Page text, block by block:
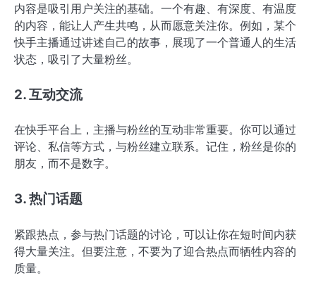
内容是吸引用户关注的基础。一个有趣、有深度、有温度
的内容，能让人产生共鸣，从而愿意关注你。例如，某个
快手主播通过讲述自己的故事，展现了一个普通人的生活
状态，吸引了大量粉丝。
2. 互动交流
在快手平台上，主播与粉丝的互动非常重要。你可以通过
评论、私信等方式，与粉丝建立联系。记住，粉丝是你的
朋友，而不是数字。
3. 热门话题
紧跟热点，参与热门话题的讨论，可以让你在短时间内获
得大量关注。但要注意，不要为了迎合热点而牺牲内容的
质量。